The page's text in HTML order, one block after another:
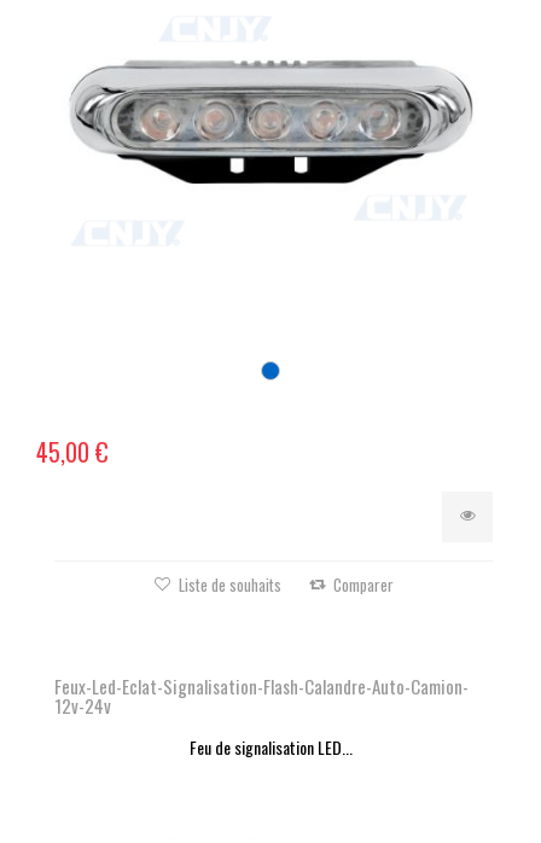
45,00 €
Liste de souhaits Comparer
Feux-Led-Eclat-Signalisation-Flash-Calandre-Auto-Camion-
12v-24v
Feu de signalisation LED...